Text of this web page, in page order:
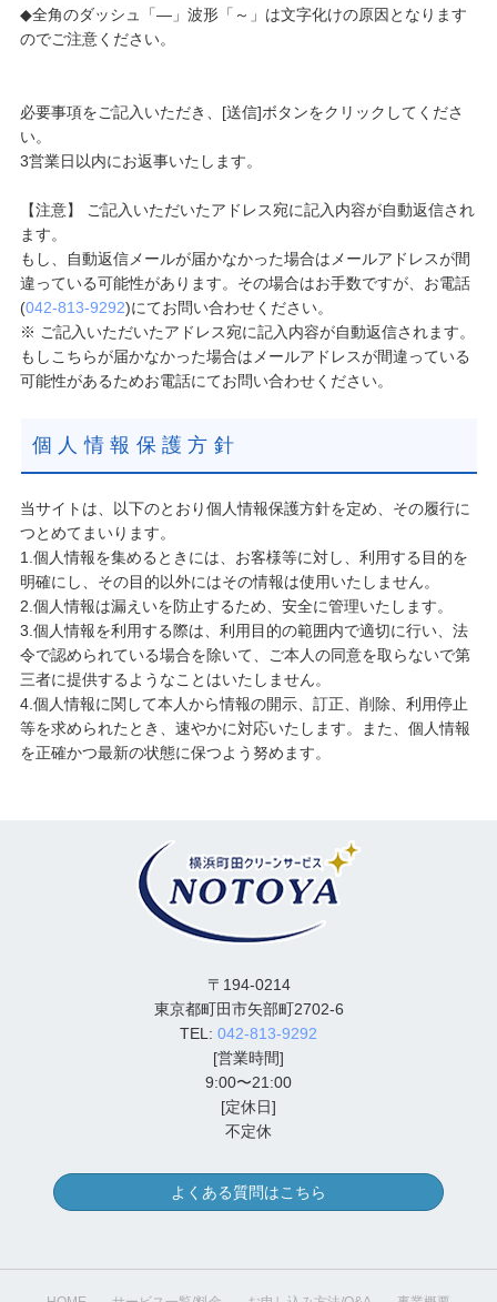
◆全角のダッシュ「―」波形「～」は文字化けの原因となります
のでご注意ください。
必要事項をご記入いただき、[送信]ボタンをクリックしてくださ
い。
3営業日以内にお返事いたします。
【注意】 ご記入いただいたアドレス宛に記入内容が自動返信され
ます。
もし、自動返信メールが届かなかった場合はメールアドレスが間
違っている可能性があります。その場合はお手数ですが、お電話
(042-813-9292)にてお問い合わせください。
※ ご記入いただいたアドレス宛に記入内容が自動返信されます。
もしこちらが届かなかった場合はメールアドレスが間違っている
可能性があるためお電話にてお問い合わせください。
個人情報保護方針
当サイトは、以下のとおり個人情報保護方針を定め、その履行に
つとめてまいります。
1.個人情報を集めるときには、お客様等に対し、利用する目的を
明確にし、その目的以外にはその情報は使用いたしません。
2.個人情報は漏えいを防止するため、安全に管理いたします。
3.個人情報を利用する際は、利用目的の範囲内で適切に行い、法
令で認められている場合を除いて、ご本人の同意を取らないで第
三者に提供するようなことはいたしません。
4.個人情報に関して本人から情報の開示、訂正、削除、利用停止
等を求められたとき、速やかに対応いたします。また、個人情報
を正確かつ最新の状態に保つよう努めます。
〒194-0214
東京都町田市矢部町2702-6
TEL: 042-813-9292
[営業時間]
9:00〜21:00
[定休日]
不定休
よくある質問はこちら